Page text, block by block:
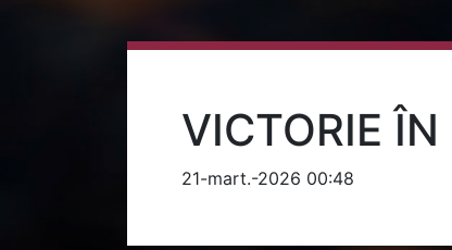
VICTORIE ÎN
21-mart.-2026 00:48